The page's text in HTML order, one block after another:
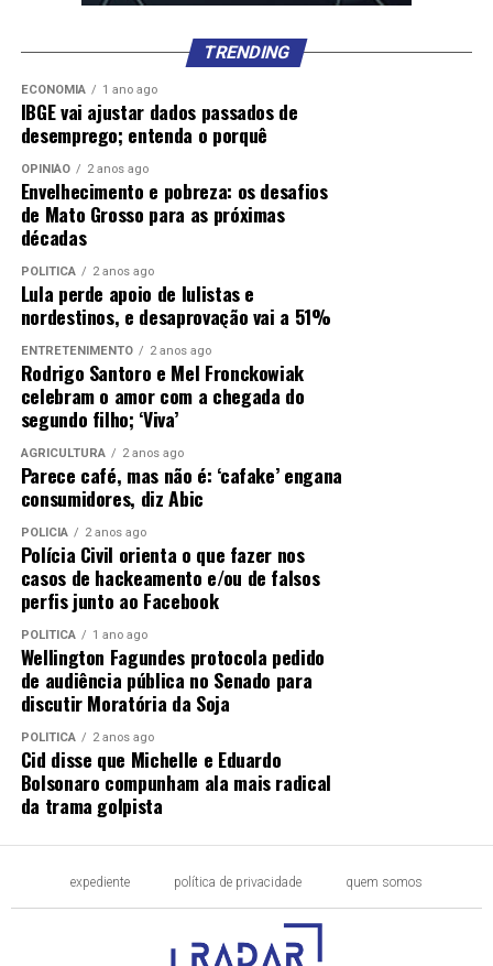
TRENDING
ECONOMIA 1 ano ago
IBGE vai ajustar dados passados de
desemprego; entenda o porquê
OPINIÃO 2 anos ago
Envelhecimento e pobreza: os desafios
de Mato Grosso para as próximas
décadas
POLÍTICA 2 anos ago
Lula perde apoio de lulistas e
nordestinos, e desaprovação vai a 51%
ENTRETENIMENTO 2 anos ago
Rodrigo Santoro e Mel Fronckowiak
celebram o amor com a chegada do
segundo filho; ‘Viva’
AGRICULTURA 2 anos ago
Parece café, mas não é: ‘cafake’ engana
consumidores, diz Abic
POLÍCIA 2 anos ago
Polícia Civil orienta o que fazer nos
casos de hackeamento e/ou de falsos
perfis junto ao Facebook
POLÍTICA 1 ano ago
Wellington Fagundes protocola pedido
de audiência pública no Senado para
discutir Moratória da Soja
POLÍTICA 2 anos ago
Cid disse que Michelle e Eduardo
Bolsonaro compunham ala mais radical
da trama golpista
expediente política de privacidade quem somos